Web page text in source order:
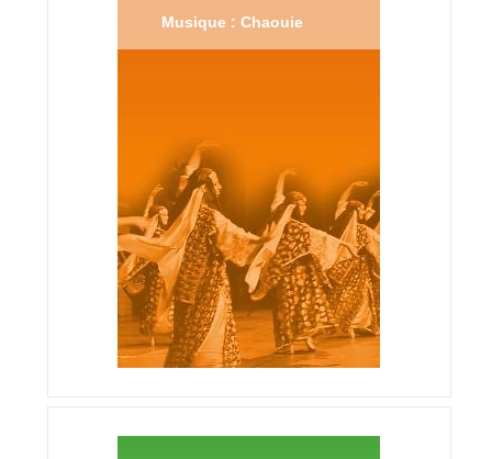
Musique : Chaouie